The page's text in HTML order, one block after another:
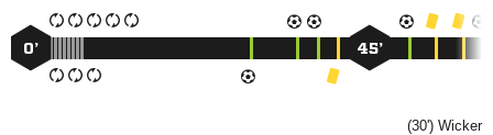
0’ 45’
(30') 